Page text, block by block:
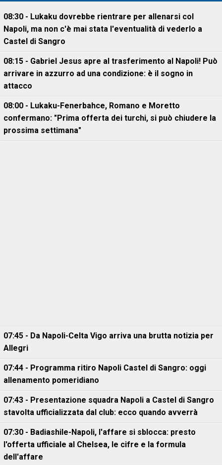
08:30 - Lukaku dovrebbe rientrare per allenarsi col
Napoli, ma non c'è mai stata l'eventualità di vederlo a
Castel di Sangro
08:15 - Gabriel Jesus apre al trasferimento al Napoli! Può
arrivare in azzurro ad una condizione: è il sogno in
attacco
08:00 - Lukaku-Fenerbahce, Romano e Moretto
confermano: "Prima offerta dei turchi, si può chiudere la
prossima settimana"
07:45 - Da Napoli-Celta Vigo arriva una brutta notizia per
Allegri
07:44 - Programma ritiro Napoli Castel di Sangro: oggi
allenamento pomeridiano
07:43 - Presentazione squadra Napoli a Castel di Sangro
stavolta ufficializzata dal club: ecco quando avverrà
07:30 - Badiashile-Napoli, l'affare si sblocca: presto
l'offerta ufficiale al Chelsea, le cifre e la formula
dell'affare